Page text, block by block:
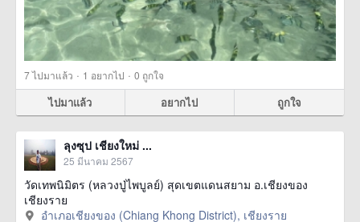
7ไปมาแล้ว · 1 อยากไป · 0 ถูกใจ
ไปมาแล้ว อยากไป ถูกใจ
ลุงซุป เชียงใหม่ ...
25 มีนาคม 2567
วัดเทพนิมิตร (หลวงปู่ไพบูลย์) สุดเขตแดนสยาม อ.เชียงของ
เชียงราย
อำเภอเชียงของ (Chiang Khong District), เชียงราย